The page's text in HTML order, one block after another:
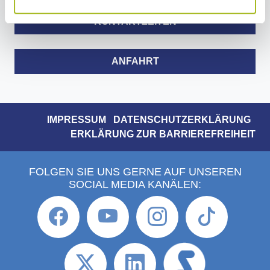
KONTAKTZEITEN
ANFAHRT
IMPRESSUM
DATENSCHUTZERKLÄRUNG
ERKLÄRUNG ZUR BARRIEREFREIHEIT
FOLGEN SIE UNS GERNE AUF UNSEREN
SOCIAL MEDIA KANÄLEN: